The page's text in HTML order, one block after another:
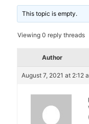
This topic is empty.
Viewing 0 reply threads
Author
August 7, 2021 at 2:12